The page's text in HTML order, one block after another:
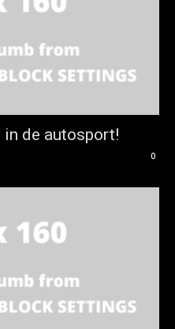
in de autosport!
0